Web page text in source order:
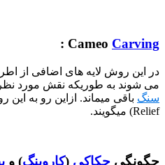
Cameo
:
لایه های اضافی از اطراف نقش
طوریکه نقش مورد نظر به
حکاکی(کاروینگ ) و